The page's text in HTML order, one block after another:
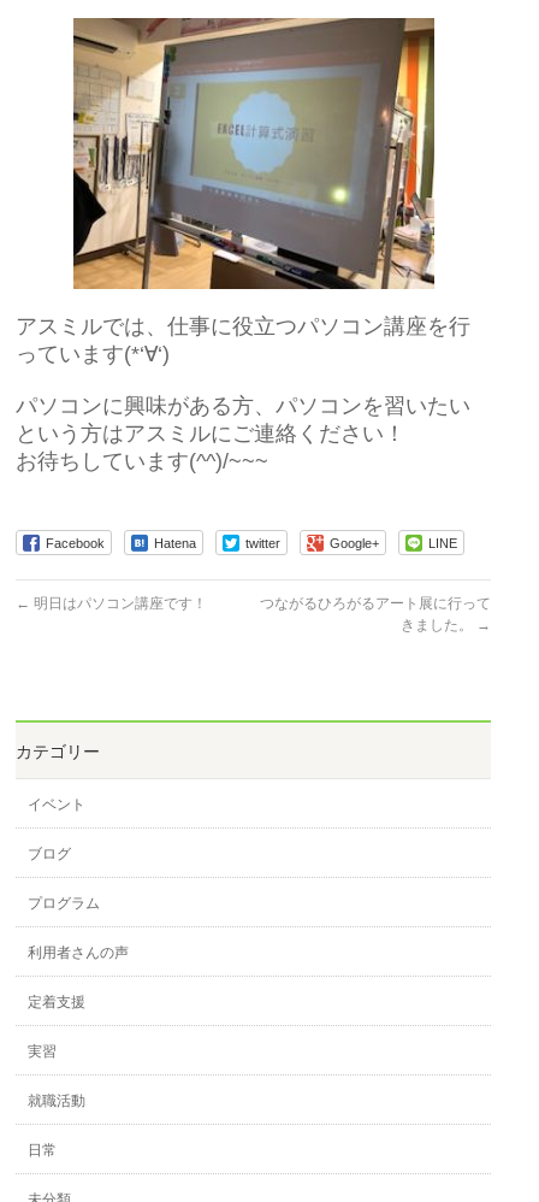
アスミルでは、仕事に役立つパソコン講座を行
っています(*‘∀‘)
パソコンに興味がある方、パソコンを習いたい
という方はアスミルにご連絡ください！
お待ちしています(^^)/~~~
Facebook Hatena twitter Google+ LINE
← 明日はパソコン講座です！
つながるひろがるアート展に行って
きました。
→
カテゴリー
イベント
ブログ
プログラム
利用者さんの声
定着支援
実習
就職活動
日常